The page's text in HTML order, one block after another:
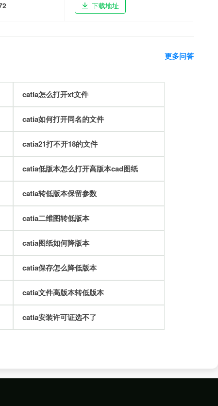
下载地址
更多问答
catia怎么打开xt文件
catia如何打开同名的文件
catia21打不开18的文件
catia低版本怎么打开高版本cad图纸
catia转低版本保留参数
catia二维图转低版本
catia图纸如何降版本
catia保存怎么降低版本
catia文件高版本转低版本
catia安装许可证选不了